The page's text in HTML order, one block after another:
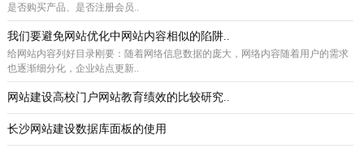
是否购买产品、是否注册会员..
我们要避免网站优化中网站内容相似的陷阱..
给网站内容列好目录刚要：随着网络信息数据的庞大，网络内容随着用户的需求
也逐渐细分化，企业站点更新..
网站建设高校门户网站教育绩效的比较研究..
长沙网站建设数据库面板的使用